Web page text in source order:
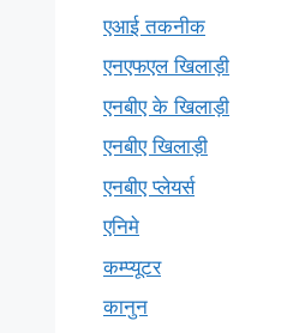
एआई तकनीक
एनएफएल खिलाड़ी
एनबीए के खिलाड़ी
एनबीए खिलाड़ी
एनबीए प्लेयर्स
एनिमे
कम्प्यूटर
कानुन